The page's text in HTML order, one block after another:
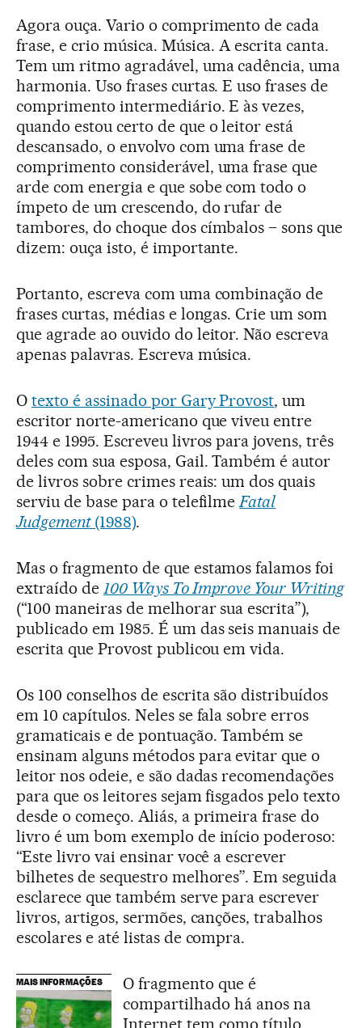
Agora ouça. Vario o comprimento de cada
frase, e crio música. Música. A escrita canta.
Tem um ritmo agradável, uma cadência, uma
harmonia. Uso frases curtas. E uso frases de
comprimento intermediário. E às vezes,
quando estou certo de que o leitor está
descansado, o envolvo com uma frase de
comprimento considerável, uma frase que
arde com energia e que sobe com todo o
ímpeto de um crescendo, do rufar de
tambores, do choque dos címbalos – sons que
dizem: ouça isto, é importante.
Portanto, escreva com uma combinação de
frases curtas, médias e longas. Crie um som
que agrade ao ouvido do leitor. Não escreva
apenas palavras. Escreva música.
O texto é assinado por Gary Provost, um
escritor norte-americano que viveu entre
1944 e 1995. Escreveu livros para jovens, três
deles com sua esposa, Gail. Também é autor
de livros sobre crimes reais: um dos quais
serviu de base para o telefilmeFatal
Judgement(1988).
Mas o fragmento de que estamos falamos foi
extraído de 100 Ways To Improve Your Writing
(“100 maneiras de melhorar sua escrita”),
publicado em 1985. É um das seis manuais de
escrita que Provost publicou em vida.
Os 100 conselhos de escrita são distribuídos
em 10 capítulos. Neles se fala sobre erros
gramaticais e de pontuação. Também se
ensinam alguns métodos para evitar que o
leitor nos odeie, e são dadas recomendações
para que os leitores sejam fisgados pelo texto
desde o começo. Aliás, a primeira frase do
livro é um bom exemplo de início poderoso:
“Este livro vai ensinar você a escrever
bilhetes de sequestro melhores”. Em seguida
esclarece que também serve para escrever
livros, artigos, sermões, canções, trabalhos
escolares e até listas de compra.
MAIS INFORMAÇÕES
O fragmento que é
compartilhado há anos na
Internet tem como título